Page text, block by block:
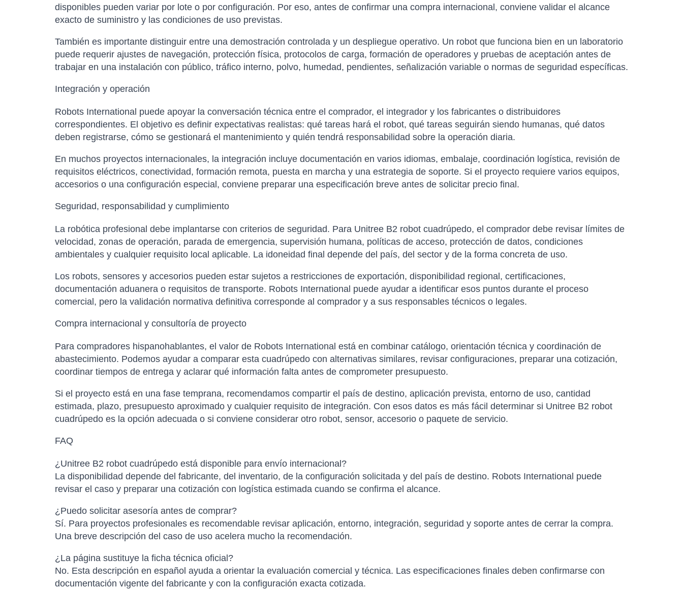
disponibles pueden variar por lote o por configuración. Por eso, antes de confirmar una compra internacional, conviene validar el alcance
exacto de suministro y las condiciones de uso previstas.
También es importante distinguir entre una demostración controlada y un despliegue operativo. Un robot que funciona bien en un laboratorio
puede requerir ajustes de navegación, protección física, protocolos de carga, formación de operadores y pruebas de aceptación antes de
trabajar en una instalación con público, tráfico interno, polvo, humedad, pendientes, señalización variable o normas de seguridad específicas.
Integración y operación
Robots International puede apoyar la conversación técnica entre el comprador, el integrador y los fabricantes o distribuidores
correspondientes. El objetivo es definir expectativas realistas: qué tareas hará el robot, qué tareas seguirán siendo humanas, qué datos
deben registrarse, cómo se gestionará el mantenimiento y quién tendrá responsabilidad sobre la operación diaria.
En muchos proyectos internacionales, la integración incluye documentación en varios idiomas, embalaje, coordinación logística, revisión de
requisitos eléctricos, conectividad, formación remota, puesta en marcha y una estrategia de soporte. Si el proyecto requiere varios equipos,
accesorios o una configuración especial, conviene preparar una especificación breve antes de solicitar precio final.
Seguridad, responsabilidad y cumplimiento
La robótica profesional debe implantarse con criterios de seguridad. Para Unitree B2 robot cuadrúpedo, el comprador debe revisar límites de
velocidad, zonas de operación, parada de emergencia, supervisión humana, políticas de acceso, protección de datos, condiciones
ambientales y cualquier requisito local aplicable. La idoneidad final depende del país, del sector y de la forma concreta de uso.
Los robots, sensores y accesorios pueden estar sujetos a restricciones de exportación, disponibilidad regional, certificaciones,
documentación aduanera o requisitos de transporte. Robots International puede ayudar a identificar esos puntos durante el proceso
comercial, pero la validación normativa definitiva corresponde al comprador y a sus responsables técnicos o legales.
Compra internacional y consultoría de proyecto
Para compradores hispanohablantes, el valor de Robots International está en combinar catálogo, orientación técnica y coordinación de
abastecimiento. Podemos ayudar a comparar esta cuadrúpedo con alternativas similares, revisar configuraciones, preparar una cotización,
coordinar tiempos de entrega y aclarar qué información falta antes de comprometer presupuesto.
Si el proyecto está en una fase temprana, recomendamos compartir el país de destino, aplicación prevista, entorno de uso, cantidad
estimada, plazo, presupuesto aproximado y cualquier requisito de integración. Con esos datos es más fácil determinar si Unitree B2 robot
cuadrúpedo es la opción adecuada o si conviene considerar otro robot, sensor, accesorio o paquete de servicio.
FAQ
¿Unitree B2 robot cuadrúpedo está disponible para envío internacional?
La disponibilidad depende del fabricante, del inventario, de la configuración solicitada y del país de destino. Robots International puede
revisar el caso y preparar una cotización con logística estimada cuando se confirma el alcance.
¿Puedo solicitar asesoría antes de comprar?
Sí. Para proyectos profesionales es recomendable revisar aplicación, entorno, integración, seguridad y soporte antes de cerrar la compra.
Una breve descripción del caso de uso acelera mucho la recomendación.
¿La página sustituye la ficha técnica oficial?
No. Esta descripción en español ayuda a orientar la evaluación comercial y técnica. Las especificaciones finales deben confirmarse con
documentación vigente del fabricante y con la configuración exacta cotizada.